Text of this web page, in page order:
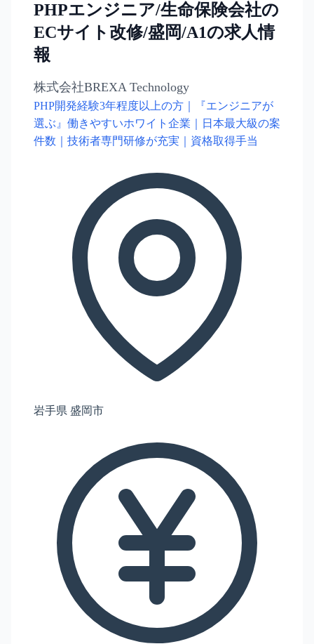
PHPエンジニア/生命保険会社の
ECサイト改修/盛岡/A1の求人情
報
株式会社BREXA Technology
PHP開発経験3年程度以上の方｜『エンジニアが
選ぶ』働きやすいホワイト企業｜日本最大級の案
件数｜技術者専門研修が充実｜資格取得手当
岩手県 盛岡市